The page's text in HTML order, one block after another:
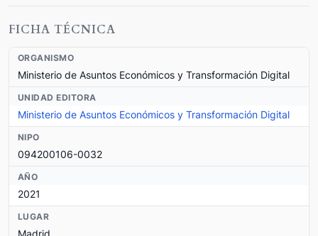
FICHA TÉCNICA
ORGANISMO
Ministerio de Asuntos Económicos y Transformación Digital
UNIDAD EDITORA
Ministerio de Asuntos Económicos y Transformación Digital
NIPO
094200106-0032
AÑO
2021
LUGAR
Madrid